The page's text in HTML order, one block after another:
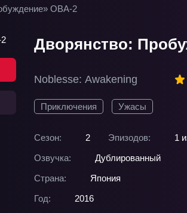
ОВА-2
Дворянство:
Noblesse: Awakening
Приключения Ужасы
Сезон: 2 Эпизодов:
1
Озвучка:
Дублированный
Страна:
Япония
Год:
2016